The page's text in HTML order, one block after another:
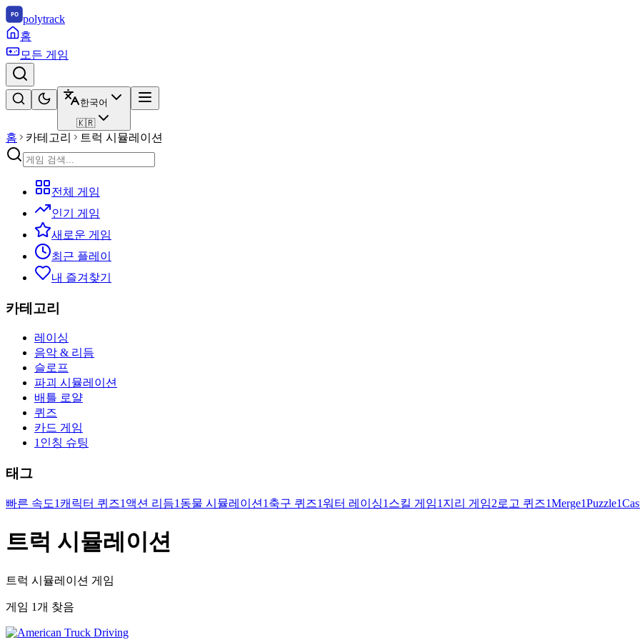
polytrack
홈
모든 게임
한국어
🇰🇷
홈 카테고리 트럭 시뮬레이션
전체 게임
인기 게임
새로운 게임
최근 플레이
내 즐겨찾기
카테고리
레이싱
음악 & 리듬
슬로프
파괴 시뮬레이션
배틀 로얄
퀴즈
카드 게임
1인칭 슈팅
태그
빠른 속도1 캐릭터 퀴즈1 액션 리듬1 동물 시뮬레이션 1 축구 퀴즈1워터 레이싱1 스킬 게임1 지리 게임2로고 퀴즈1Merge1Puzzle1
트럭 시뮬레이션
트럭 시뮬레이션 게임
게임 1개 찾음